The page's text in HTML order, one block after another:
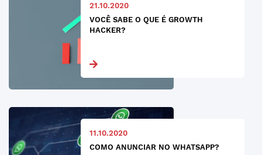
21.10.2020
VOCÊ SABE O QUE É GROWTH
HACKER?
11.10.2020
COMO ANUNCIAR NO WHATSAPP?